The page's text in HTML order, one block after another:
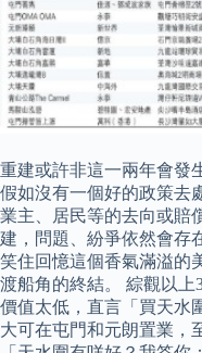
重建或許非這一兩年會發
假如沒有一個好的政策去
業主、居民等的去向或賠
建，問題、紛爭依然會存
笑住回憶這個香氣滿溢的
渡船角的終結。 綜觀以
價值太低，直言「買天水
大可在屯門和元朗置業，